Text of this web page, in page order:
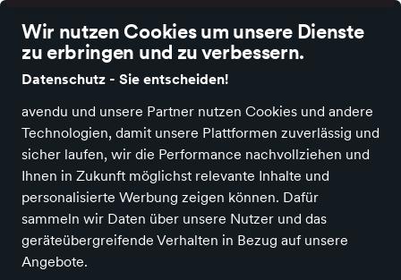
Wir nutzen Cookies um unsere Dienste
zu erbringen und zu verbessern.
Datenschutz - Sie entscheiden!
avendu und unsere Partner nutzen Cookies und andere
Technologien, damit unsere Plattformen zuverlässig und
sicher laufen, wir die Performance nachvollziehen und
Ihnen in Zukunft möglichst relevante Inhalte und
personalisierte Werbung zeigen können. Dafür
sammeln wir Daten über unsere Nutzer und das
geräteübergreifende Verhalten in Bezug auf unsere
Angebote.
Home News Über uns Kundenkarte Kontakt Damen Herren
Schuhhaus Zehanciuc
Damenschuhe